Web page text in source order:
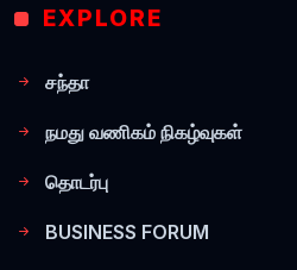
EXPLORE
சந்தா
நமது வணிகம் நிகழ்வுகள்
தொடர்பு
BUSINESS FORUM